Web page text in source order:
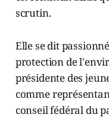
scrutin.
Elle se dit
protection de
présidente des
comme
conseil fédéral du